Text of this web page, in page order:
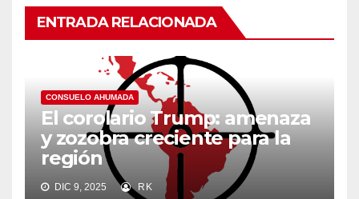
ENTRADA RELACIONADA
CONSUELO AHUMADA
El corolario Trump: amenaza
y zozobra creciente para la
región
DIC 9, 2025 RK